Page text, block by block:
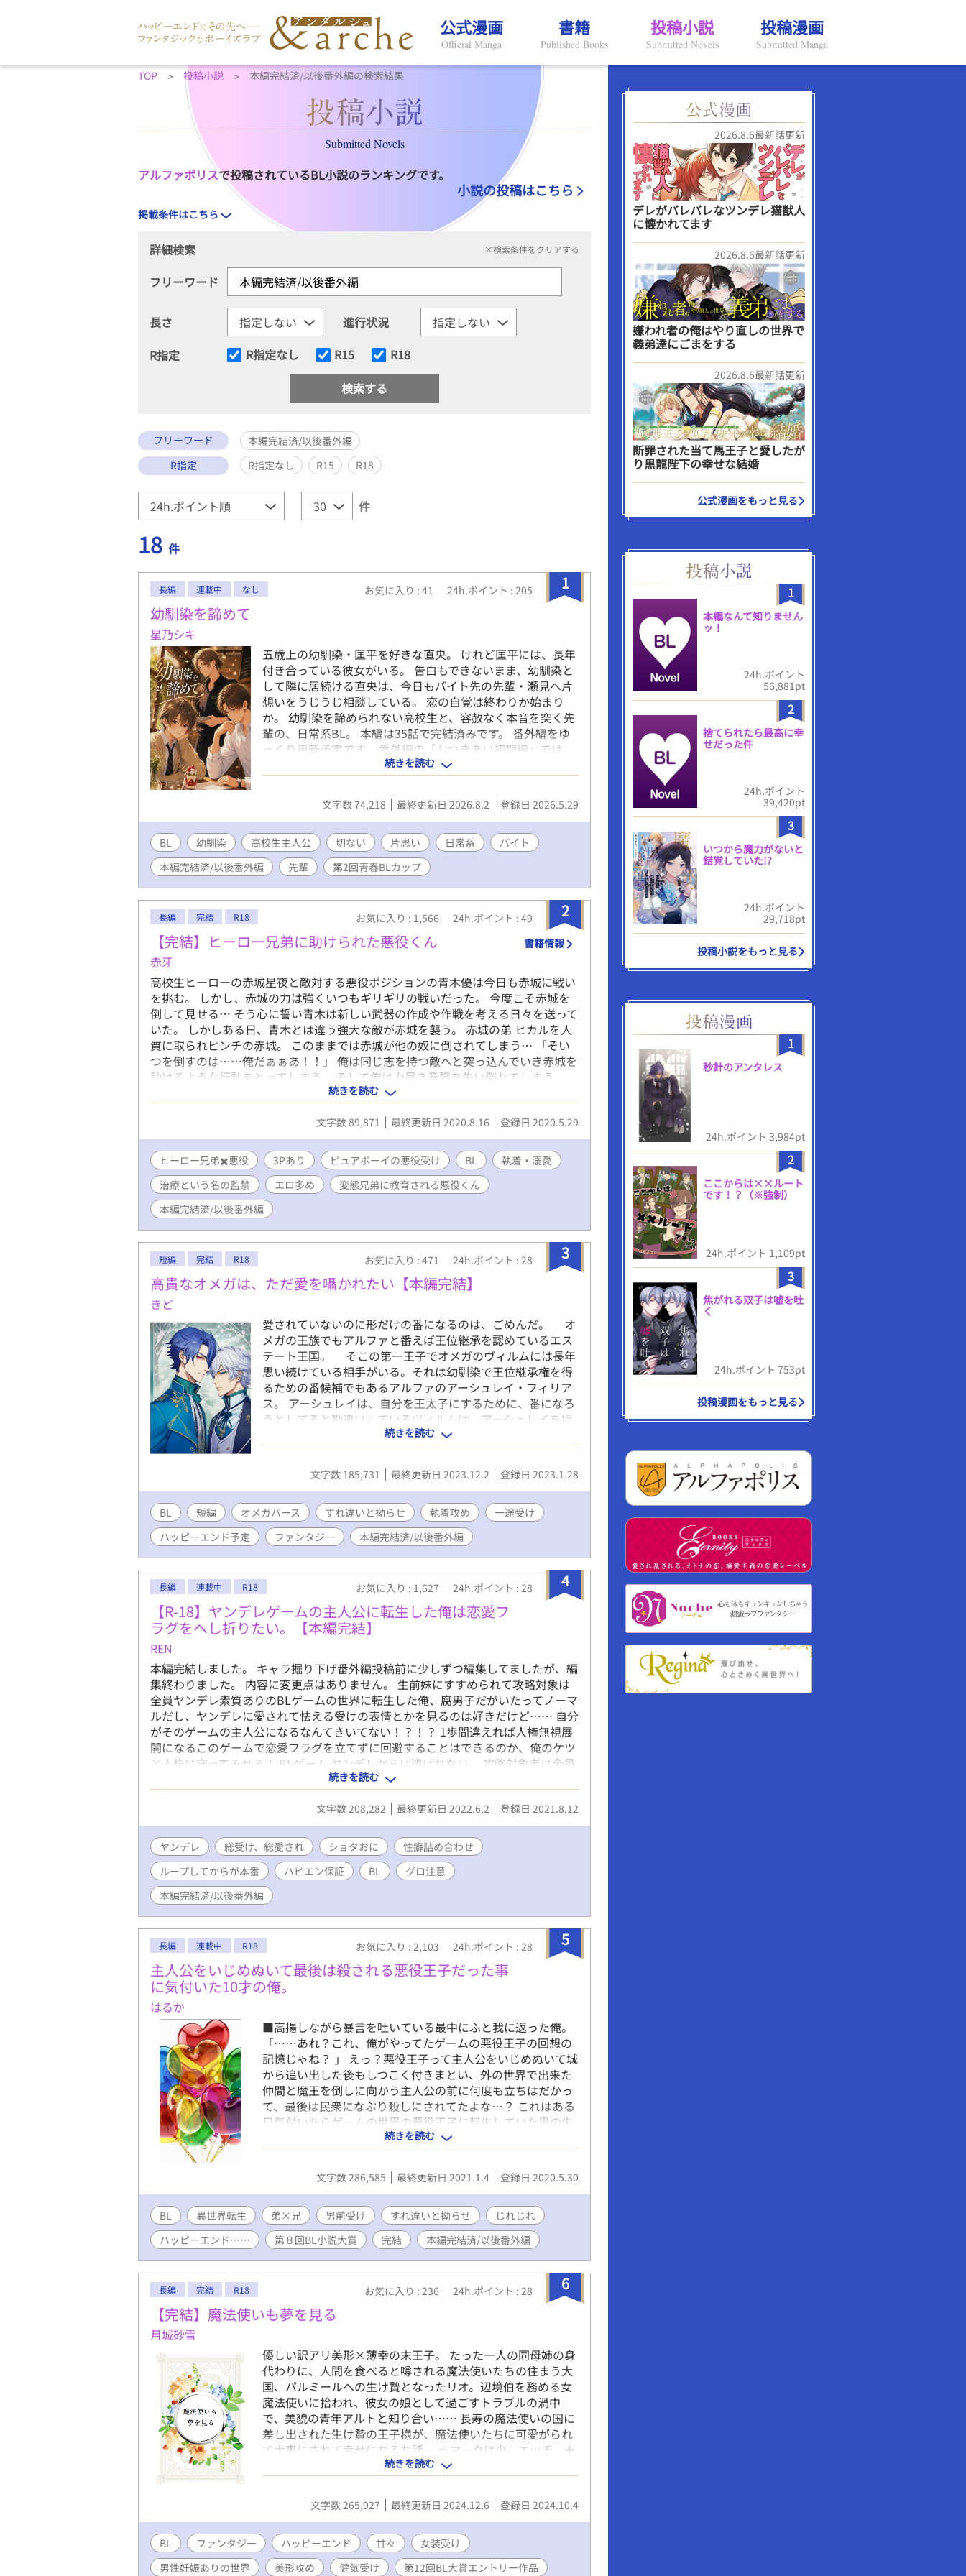
公式漫画
Official Manga
書籍
Published Books
投稿小説
Submitted Novels
投稿漫画
Submitted Manga
TOP 投稿小説 本編完結済/以後番外編の検索結果
Submitted Novels
アルファポリスで投稿されているBL小説のランキングです。
小説の投稿はこちら
掲載条件はこちら
詳細検索 ×検索条件をクリアする
フリーワード
長さ
進行状況
R指定
R指定なし R15 R18
フリーワード
本編完結済/以後番外編
R指定
R指定なし R15 R18
件
18 件
1
長編 連載中 なし お気に入り : 41 24h.ポイント : 205
幼馴染を諦めて
星乃シキ
五歳上の幼馴染・匡平を好きな直央。 けれど匡平には、長年
付き合っている彼女がいる。 告白もできないまま、幼馴染と
して隣に居続ける直央は、今日もバイト先の先輩・瀬見へ片
想いをうじうじ相談している。 恋の自覚は終わりか始まり
か。 幼馴染を諦められない高校生と、容赦なく本音を突く先
輩の、日常系BL。 本編は35話で完結済みです。 番外編をゆ
っくり更新予定です。 番外編の「おつきあい初期編」では、
本編後の二人が付き合い始めた頃のお話です。36話から45話
の全10話で完結予定です。
続きを読む
文字数 74,218 最終更新日 2026.8.2 登録日 2026.5.29
BL 幼馴染 高校生主人公 切ない 片思い 日常系
バイト
本編完結済/以後番外編
先輩 第2回青春BLカップ
2
長編 完結 R18 お気に入り : 1,566 24h.ポイント : 49
【完結】ヒーロー兄弟に助けられた悪役くん
赤牙
書籍情報
高校生ヒーローの赤城星夜と敵対する悪役ポジションの青木優は今日も赤城に戦い
を挑む。 しかし、赤城の力は強くいつもギリギリの戦いだった。 今度こそ赤城を
倒して見せる… そう心に誓い青木は新しい武器の作成や作戦を考える日々を送って
いた。 しかしある日、青木とは違う強大な敵が赤城を襲う。 赤城の弟 ヒカルを人
質に取られピンチの赤城。 このままでは赤城が他の奴に倒されてしまう… 「そい
つを倒すのは……俺だぁぁあ！！」 俺は同じ志を持つ敵へと突っ込んでいき赤城を
助けるような行動をとってしまう。 そして俺は力尽き意識を失い倒れてしまう。
俺は赤城兄弟に助けられ気が付いた時には赤城家のベッドで寝かされ治療されてい
た。 しかし…優しい赤城の弟 ヒカルに怪我した体を治療されればされる程に疼き
だしおかしくなる俺の体。 ヒカル… 俺の下半身がムズムズしてなんだか…おかし
いんだが… 赤城…？ 抜け駆けするなって……あっ…下半身は今からヒカルに治療
してもらう予定で… あれ？ 2人とも顔が近…あっ…ちょっ…待っ………。 ムッツリ
で少しSっ気のある兄とデロデロに悪役くんを溺愛してくる弟。 そんな２人にひた
すら愛される純粋無垢な悪役くんのお話です。 ヒーロー兄弟✖️悪役青年の3Pがメイ
ン 他の作品で行き詰まった時に気分転換で書いてるのでノリと勢いだけの作品です
٩( ᐛ )و 深く考えずに読んで下さい_(┐「ε:)_ 更新は不定期ですm(__)m ２〜４日お
き位に更新していくと思います〜。 遅くてスミマセンm(._.)m ✳︎R18作品です。予
告ないのでご注意下さい！ ✳︎本編４話以降はエロ多め…いやエロしかないです…
(´⊙ω⊙`)汗
続きを読む
文字数 89,871 最終更新日 2020.8.16 登録日 2020.5.29
ヒーロー兄弟✖️悪役 3Pあり ピュアボーイの悪役受け BL
執着・溺愛
治療という名の監禁
エロ多め
変態兄弟に教育される悪役くん
本編完結済/以後番外編
3
短編 完結 R18 お気に入り : 471 24h.ポイント : 28
高貴なオメガは、ただ愛を囁かれたい【本編完結】
きど
愛されていないのに形だけの番になるのは、ごめんだ。 オ
メガの王族でもアルファと番えば王位継承を認めているエス
テート王国。 そこの第一王子でオメガのヴィルムには長年
思い続けている相手がいる。それは幼馴染で王位継承権を得
るための番候補でもあるアルファのアーシュレイ・フィリア
ス。 アーシュレイは、自分を王太子にするために、番になろ
うとしてると勘違いしているヴィルムは、アーシュレイを拒
絶し続ける。しかし、発情期の度にアーシュレイに抱かれる
幻想をみてしまい思いに蓋をし続けることが難しくなってい
た。 そんな時に大国のアルファの王族から番になる打診が
来て、アーシュレイを諦めるためにそれを受けようとした
は無事通じ合うのか。 現在、スピンオフ作品の ヤンデレベー
タ×性悪アルファを連載中
続きを読む
文字数 185,731 最終更新日 2023.12.2 登録日 2023.1.28
BL 短編 オメガバース すれ違いと拗らせ 執着攻め
一途受け
ハッピーエンド予定
ファンタジー 本編完結済/以後番外編
4
長編 連載中 R18 お気に入り : 1,627 24h.ポイント : 28
【R-18】ヤンデレゲームの主人公に転生した俺は恋愛フ
ラグをへし折りたい。【本編完結】
REN
本編完結しました。 キャラ掘り下げ番外編投稿前に少しずつ編集してましたが、編
集終わりました。 内容に変更点はありません。 生前妹にすすめられて攻略対象は
全員ヤンデレ素質ありのBLゲームの世界に転生した俺、腐男子だがいたってノーマ
ルだし、ヤンデレに愛されて怯える受けの表情とかを見るのは好きだけど…… 自分
がそのゲームの主人公になるなんてきいてない！？！？ 1歩間違えれば人権無視展
開になるこのゲームで恋愛フラグを立てずに回避することはできるのか、俺のケツ
と人権は守ってみせる！ BLゲーム ヤンデレからは逃げれない。 攻略対象者は全員
ヤンデレ ヤンデレルートを回避して無事ハッピーエンドを迎えることはできるのか
を売りにしたゲーム。 お助けキャラに聞けば現在のヤンデレゲージをたしかめるこ
とができる。 えっちもたくさんあってヤンデレゲージがたまると内容が変わるのも
売りのひとつ。
続きを読む
文字数 208,282 最終更新日 2022.6.2 登録日 2021.8.12
ヤンデレ 総受け、総愛され ショタおに
性癖詰め合わせ
ループしてからが本番
ハピエン保証 BL
グロ注意
本編完結済/以後番外編
5
長編 連載中 R18 お気に入り : 2,103 24h.ポイント : 28
主人公をいじめぬいて最後は殺される悪役王子だった事
に気付いた10才の俺。
はるか
■高揚しながら暴言を吐いている最中にふと我に返った俺。
「……あれ？これ、俺がやってたゲームの悪役王子の回想の
記憶じゃね？ 」 えっ？悪役王子って主人公をいじめぬいて城
から追い出した後もしつこく付きまとい、外の世界で出来た
仲間と魔王を倒しに向かう主人公の前に何度も立ちはだかっ
て、最後は民衆になぶり殺しにされてたよな…？ これはある
日気付いたらゲームの世界の悪役王子に転生していた男の生
き残りをかけた物語である。 ※主人公が攻め以外にエッチな
目に合いますが最後まではいきません。苦手な方はご注意下
さい。 ※2020.06.27 本編完結いたしました。最後までご覧下
さり本当にありがとうございました。 ※以後、番外編を不定
のその後など、ご覧くださると幸いです。
続きを読む
文字数 286,585 最終更新日 2021.1.4 登録日 2020.5.30
BL 異世界転生 弟×兄 男前受け すれ違いと拗らせ
じれじれ
ハッピーエンド……
第８回BL小説大賞 完結 本編完結済/以後番外編
6
長編 完結 R18 お気に入り : 236 24h.ポイント : 28
【完結】魔法使いも夢を見る
月城砂雪
優しい訳アリ美形×薄幸の末王子。 たった一人の同母姉の身
代わりに、人間を食べると噂される魔法使いたちの住まう大
国、パルミールへの生け贄となったリオ。辺境伯を務める女
魔法使いに拾われ、彼女の娘として過ごすトラブルの渦中
で、美貌の青年アルトと知り合い…… 長寿の魔法使いの国に
差し出された生け贄の王子様が、魔法使いたちに可愛がられ
て大事にされて幸せになるお話。 ☆マークは少しエッチ、★
マークは挿入あり。本編中は控えめ、後日談は多め。 改稿版
の再投稿です。旧版をお読みくださった方にも改めてお楽し
み頂けたなら幸いです(´▽｀) ◎後日談更新中。12/6の21時
完結。最後までお付き合いいただき、ありがとうございまし
続きを読む
文字数 265,927 最終更新日 2024.12.6 登録日 2024.10.4
BL ファンタジー ハッピーエンド 甘々
女装受け
男性妊娠ありの世界
美形攻め 健気受け 第12回BL大賞エントリー作品
2026.8.6最新話更新
デレがバレバレなツンデレ猫獣人
に懐かれてます
2026.8.6最新話更新
嫌われ者の俺はやり直しの世界で
義弟達にごまをする
2026.8.6最新話更新
断罪された当て馬王子と愛したが
り黒龍陛下の幸せな結婚
公式漫画をもっと見る
1
本編なんて知りません
ッ！
24h.ポイント
56,881pt
2
捨てられたら最高に幸
せだった件
24h.ポイント
39,420pt
3
いつから魔力がないと
錯覚していた!?
24h.ポイント
29,718pt
投稿小説をもっと見る
1
秒針のアンタレス
24h.ポイント 3,984pt
2
ここからは××ルート
です！？（※強制）
24h.ポイント 1,109pt
3
焦がれる双子は嘘を吐
く
24h.ポイント 753pt
投稿漫画をもっと見る